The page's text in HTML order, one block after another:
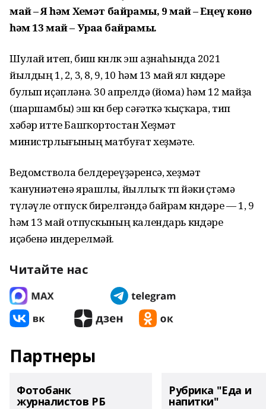
май – Яҙ һәм Хеҙмәт байрамы, 9 май – Еңеү көнө
һәм 13 май – Ураҙа байрамы.
Шулай итеп, биш көнлөк эш аҙнаһында 2021
йылдың 1, 2, 3, 8, 9, 10 һәм 13 май ял көндәре
булып иҫәпләнә. 30 апрелдә (йома) һәм 12 майҙа
(шаршамбы) эш көнө бер сәғәткә ҡыҫҡара, тип
хәбәр итте Башҡортостан Хеҙмәт
министрлығының матбуғат хеҙмәте.
Ведомствола белдереүҙәренсә, хеҙмәт
ҡануниәтенә ярашлы, йыллыҡ төп йәки өҫтәмә
түләүле отпуск бирелгәндә байрам көндәре — 1, 9
һәм 13 май отпускының календарь көндәре
иҫәбенә индерелмәй.
Читайте нас
Партнеры
Фотобанк
журналистов РБ
Рубрика "Еда и
напитки"